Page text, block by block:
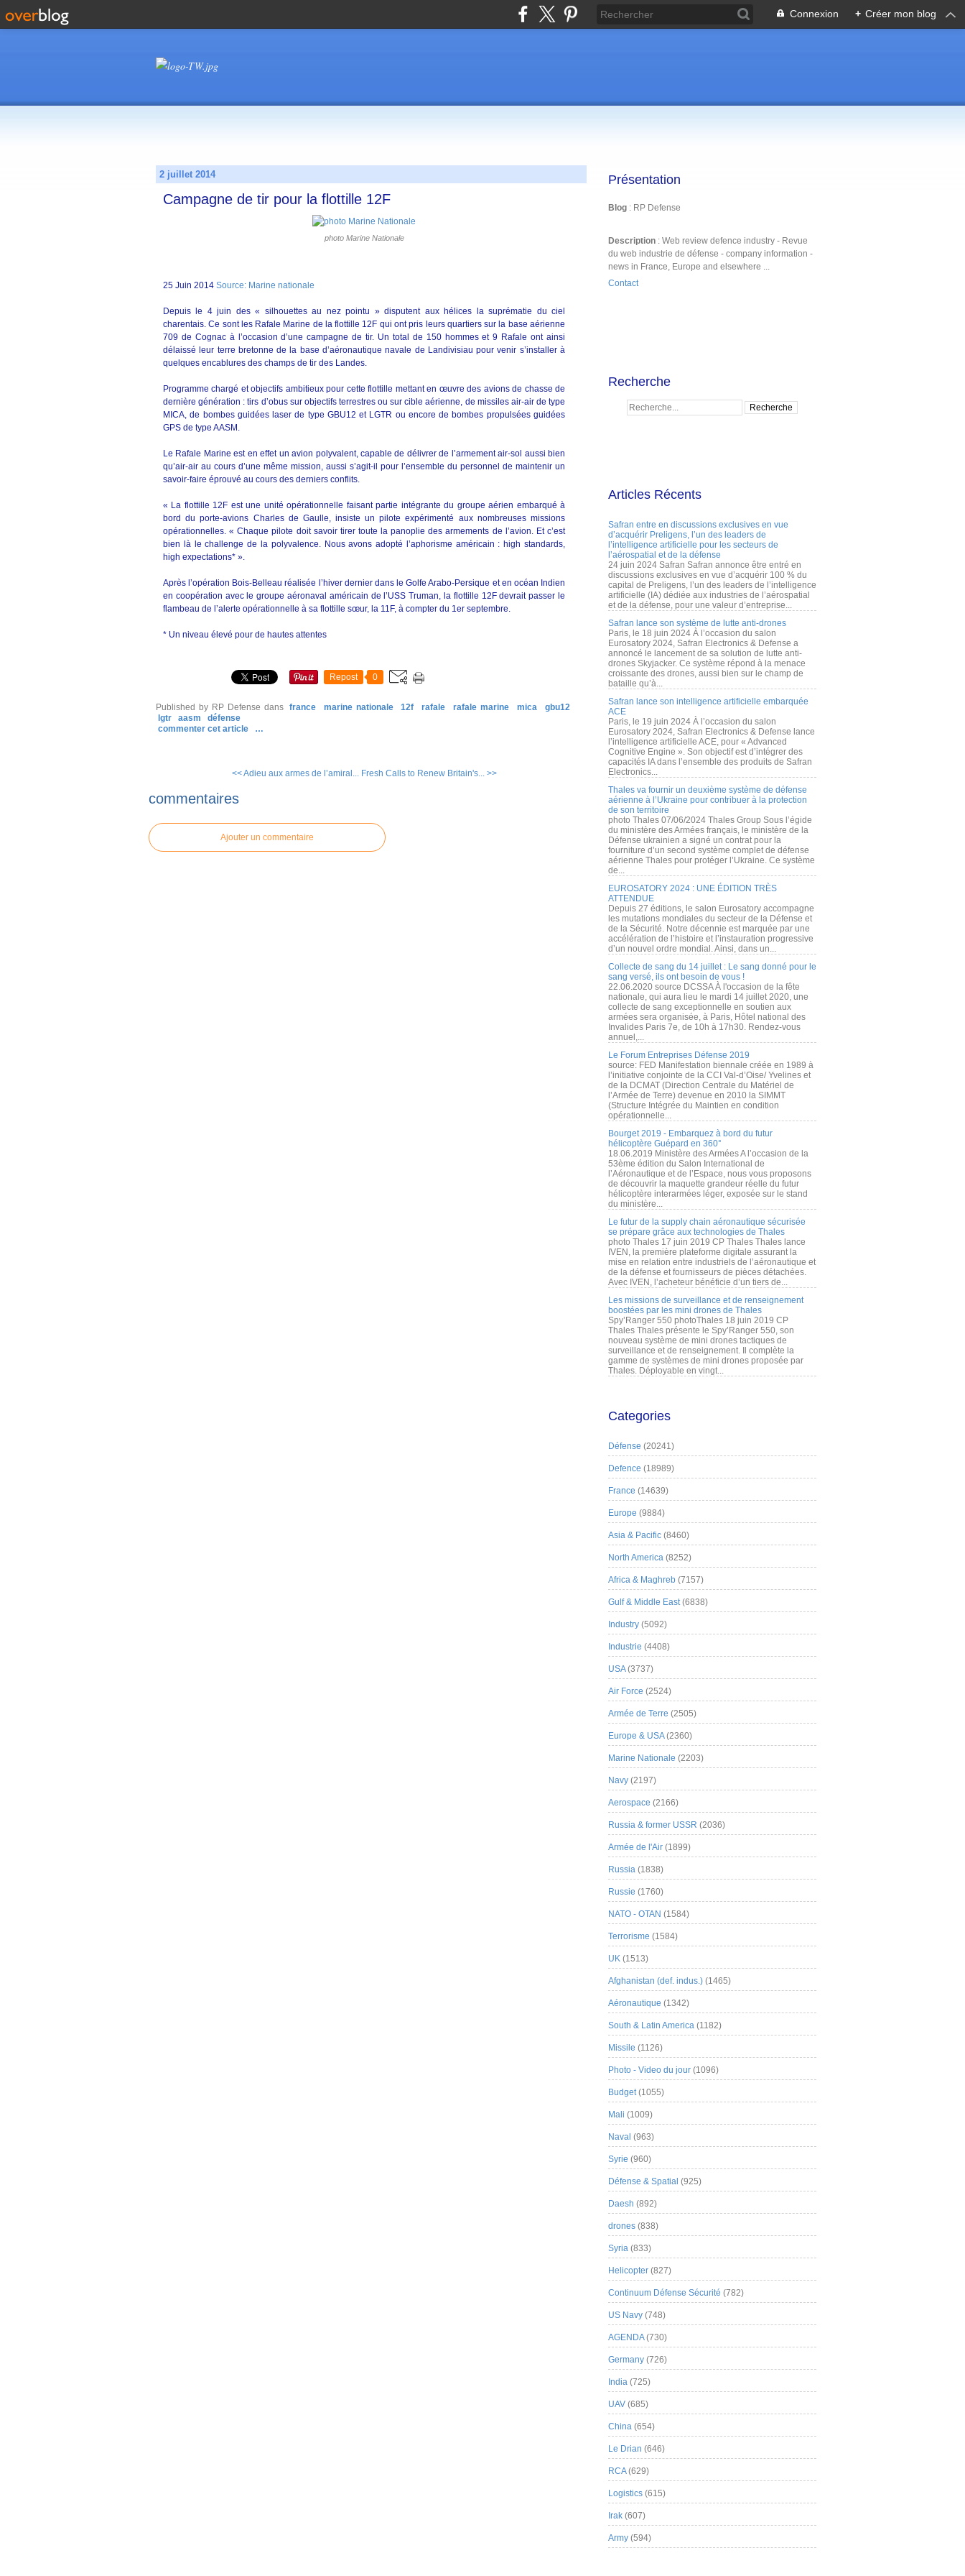
Connexion + Créer mon blog
2 juillet 2014
Campagne de tir pour la flottille 12F
photo Marine Nationale
25 Juin 2014 Source: Marine nationale
Depuis le 4 juin des « silhouettes au nez pointu » disputent aux hélices la suprématie du ciel
charentais. Ce sont les Rafale Marine de la flottille 12F qui ont pris leurs quartiers sur la base aérienne
709 de Cognac à l’occasion d’une campagne de tir. Un total de 150 hommes et 9 Rafale ont ainsi
délaissé leur terre bretonne de la base d’aéronautique navale de Landivisiau pour venir s’installer à
quelques encablures des champs de tir des Landes.
Programme chargé et objectifs ambitieux pour cette flottille mettant en œuvre des avions de chasse de
dernière génération : tirs d’obus sur objectifs terrestres ou sur cible aérienne, de missiles air-air de type
MICA, de bombes guidées laser de type GBU12 et LGTR ou encore de bombes propulsées guidées
GPS de type AASM.
Le Rafale Marine est en effet un avion polyvalent, capable de délivrer de l’armement air-sol aussi bien
qu’air-air au cours d’une même mission, aussi s’agit-il pour l’ensemble du personnel de maintenir un
savoir-faire éprouvé au cours des derniers conflits.
« La flottille 12F est une unité opérationnelle faisant partie intégrante du groupe aérien embarqué à
bord du porte-avions Charles de Gaulle, insiste un pilote expérimenté aux nombreuses missions
opérationnelles. « Chaque pilote doit savoir tirer toute la panoplie des armements de l’avion. Et c’est
bien là le challenge de la polyvalence. Nous avons adopté l’aphorisme américain : high standards,
high expectations* ».
Après l’opération Bois-Belleau réalisée l’hiver dernier dans le Golfe Arabo-Persique et en océan Indien
en coopération avec le groupe aéronaval américain de l’USS Truman, la flottille 12F devrait passer le
flambeau de l’alerte opérationnelle à sa flottille sœur, la 11F, à compter du 1er septembre.
* Un niveau élevé pour de hautes attentes
Repost 0
Published by RP Defense dans france marine nationale 12f rafale rafale marine mica
gbu12
lgtr
aasm
défense
commenter cet article
…
<< Adieu aux armes de l’amiral... Fresh Calls to Renew Britain's... >>
commentaires
Ajouter un commentaire
Présentation
Blog : RP Defense
Description : Web review defence industry - Revue
du web industrie de défense - company information -
news in France, Europe and elsewhere ...
Contact
Recherche
Articles Récents
Safran entre en discussions exclusives en vue
d’acquérir Preligens, l’un des leaders de
l’intelligence artificielle pour les secteurs de
l’aérospatial et de la défense
24 juin 2024 Safran Safran annonce être entré en
discussions exclusives en vue d’acquérir 100 % du
capital de Preligens, l’un des leaders de l’intelligence
artificielle (IA) dédiée aux industries de l’aérospatial
et de la défense, pour une valeur d’entreprise...
Safran lance son système de lutte anti-drones
Paris, le 18 juin 2024 À l’occasion du salon
Eurosatory 2024, Safran Electronics & Defense a
annoncé le lancement de sa solution de lutte anti-
drones Skyjacker. Ce système répond à la menace
croissante des drones, aussi bien sur le champ de
bataille qu’à...
Safran lance son intelligence artificielle embarquée
ACE
Paris, le 19 juin 2024 À l’occasion du salon
Eurosatory 2024, Safran Electronics & Defense lance
l’intelligence artificielle ACE, pour « Advanced
Cognitive Engine ». Son objectif est d’intégrer des
capacités IA dans l’ensemble des produits de Safran
Electronics...
Thales va fournir un deuxième système de défense
aérienne à l’Ukraine pour contribuer à la protection
de son territoire
photo Thales 07/06/2024 Thales Group Sous l’égide
du ministère des Armées français, le ministère de la
Défense ukrainien a signé un contrat pour la
fourniture d’un second système complet de défense
aérienne Thales pour protéger l’Ukraine. Ce système
de...
EUROSATORY 2024 : UNE ÉDITION TRÈS
ATTENDUE
Depuis 27 éditions, le salon Eurosatory accompagne
les mutations mondiales du secteur de la Défense et
de la Sécurité. Notre décennie est marquée par une
accélération de l’histoire et l’instauration progressive
d’un nouvel ordre mondial. Ainsi, dans un...
Collecte de sang du 14 juillet : Le sang donné pour le
sang versé, ils ont besoin de vous !
22.06.2020 source DCSSA À l'occasion de la fête
nationale, qui aura lieu le mardi 14 juillet 2020, une
collecte de sang exceptionnelle en soutien aux
armées sera organisée, à Paris, Hôtel national des
Invalides Paris 7e, de 10h à 17h30. Rendez-vous
annuel,...
Le Forum Entreprises Défense 2019
source: FED Manifestation biennale créée en 1989 à
l’initiative conjointe de la CCI Val-d’Oise/ Yvelines et
de la DCMAT (Direction Centrale du Matériel de
l’Armée de Terre) devenue en 2010 la SIMMT
(Structure Intégrée du Maintien en condition
opérationnelle...
Bourget 2019 - Embarquez à bord du futur
hélicoptère Guépard en 360°
18.06.2019 Ministère des Armées A l’occasion de la
53ème édition du Salon International de
l’Aéronautique et de l’Espace, nous vous proposons
de découvrir la maquette grandeur réelle du futur
hélicoptère interarmées léger, exposée sur le stand
du ministère...
Le futur de la supply chain aéronautique sécurisée
se prépare grâce aux technologies de Thales
photo Thales 17 juin 2019 CP Thales Thales lance
IVEN, la première plateforme digitale assurant la
mise en relation entre industriels de l’aéronautique et
de la défense et fournisseurs de pièces détachées.
Avec IVEN, l’acheteur bénéficie d’un tiers de...
Les missions de surveillance et de renseignement
boostées par les mini drones de Thales
Spy’Ranger 550 photoThales 18 juin 2019 CP
Thales Thales présente le Spy’Ranger 550, son
nouveau système de mini drones tactiques de
surveillance et de renseignement. Il complète la
gamme de systèmes de mini drones proposée par
Thales. Déployable en vingt...
Categories
Défense (20241)
Defence (18989)
France (14639)
Europe (9884)
Asia & Pacific (8460)
North America (8252)
Africa & Maghreb (7157)
Gulf & Middle East(6838)
Industry (5092)
Industrie (4408)
USA(3737)
Air Force (2524)
Armée de Terre (2505)
Europe & USA(2360)
Marine Nationale (2203)
Navy (2197)
Aerospace (2166)
Russia & former USSR (2036)
Armée de l'Air (1899)
Russia (1838)
Russie (1760)
NATO - OTAN (1584)
Terrorisme (1584)
UK (1513)
Afghanistan (def. indus.) (1465)
Aéronautique (1342)
South & Latin America (1182)
Missile (1126)
Photo - Video du jour (1096)
Budget(1055)
Mali (1009)
Naval (963)
Syrie (960)
Défense & Spatial (925)
Daesh (892)
drones (838)
Syria (833)
Helicopter (827)
Continuum Défense Sécurité (782)
US Navy (748)
AGENDA(730)
Germany (726)
India (725)
UAV (685)
China (654)
Le Drian (646)
RCA(629)
Logistics (615)
Irak (607)
Army (594)